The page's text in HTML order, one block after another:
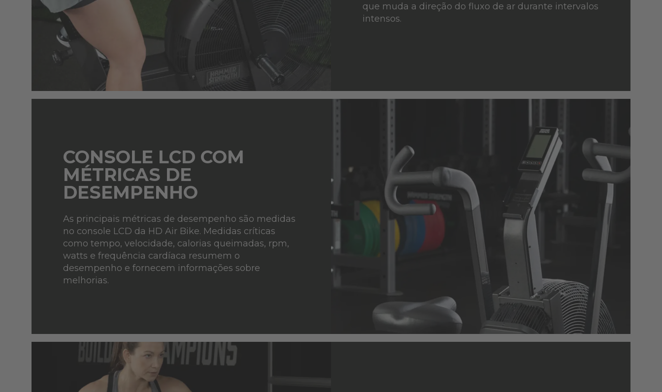
que muda a direção do fluxo de ar durante intervalos
intensos.
CONSOLE LCD COM
MÉTRICAS DE
DESEMPENHO
As principais métricas de desempenho são medidas
no console LCD da HD Air Bike. Medidas críticas
como tempo, velocidade, calorias queimadas, rpm,
watts e frequência cardíaca resumem o
desempenho e fornecem informações sobre
melhorias.